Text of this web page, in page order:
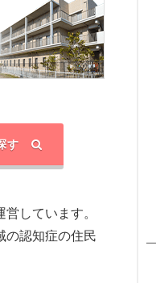
す
しています。
の認知症の住民